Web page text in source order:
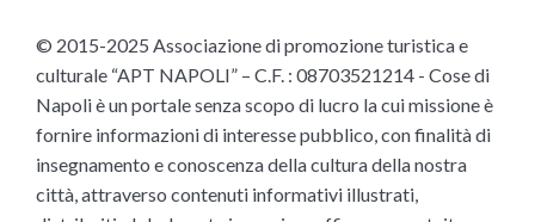
© 2015-2025 Associazione di promozione turistica e
culturale “APT NAPOLI” – C.F. : 08703521214 - Cose di
Napoli è un portale senza scopo di lucro la cui missione è
fornire informazioni di interesse pubblico, con finalità di
insegnamento e conoscenza della cultura della nostra
città, attraverso contenuti informativi illustrati,